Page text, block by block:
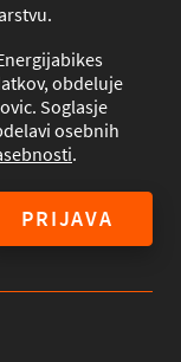
obdeluje
Soglasje
osebnih
.
PRIJAVA